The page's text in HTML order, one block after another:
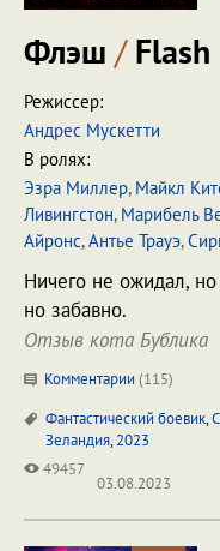
Флэш /Flash
Режиссер:
Андрес Мускетти
В ролях:
Эзра Миллер, Майкл
Ливингстон, Марибель
Айронс,Антье Трауэ,
Ничего не ожидал,
но забавно.
Отзыв кота Бублика
Комментарии (115)
Фантастический боевик,
Зеландия,2023
49457
03.08.2023